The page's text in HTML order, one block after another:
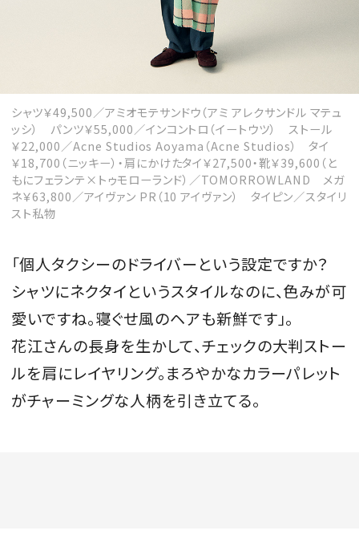
MAGAZINE
SPUR 2026 JULY
2026年9月号
2026-07-23発売
最新号を試し読み
シャツ￥49,500／アミオモテサンドウ（アミ アレクサンドル マテュ
ッシ） パンツ￥55,000／インコントロ（イートウツ） ストール
￥22,000／Acne Studios Aoyama（Acne Studios） タイ
￥18,700（ニッキー）・肩にかけたタイ￥27,500・靴￥39,600（と
もにフェランテ×トゥモローランド）／TOMORROWLAND メガ
ネ￥63,800／アイヴァン PR（10 アイヴァン） タイピン／スタイリ
スト私物
「個人タクシーのドライバーという設定ですか？
シャツにネクタイというスタイルなのに、色みが可
愛いですね。寝ぐせ風のヘアも新鮮です」。
花江さんの長身を生かして、チェックの大判ストー
ルを肩にレイヤリング。まろやかなカラーパレット
がチャーミングな人柄を引き立てる。